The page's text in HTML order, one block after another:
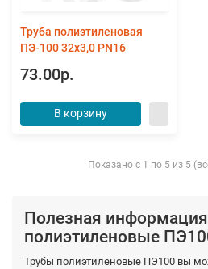
Труба полиэтиленовая
ПЭ-100 32х3,0 PN16
73.00р.
В корзину
Показано с 1 по 5 из 5
Полезная
полиэтиленовые
Трубы полиэтиленовые ПЭ100 вы